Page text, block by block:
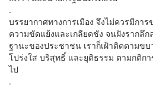
.
บรรยากาศทางการเมือง จึงไม่ควรมีกา
ความขัดแย้งและเกลียดชัง จนฝังรากลึ
ฐานะของประชาชน เราก็เฝ้าติดตามขบ
โปร่งใส บริสุทธิ์ และยุติธรรม ตามกติก
ไป
.